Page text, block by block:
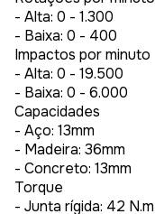
- Alta: 0 - 1.300
- Baixa: 0 - 400
Impactos por minuto
- Alta: 0 - 19.500
- Baixa: 0 - 6.000
Capacidades
- Aço: 13mm
- Madeira: 36mm
- Concreto: 13mm
Torque
- Junta rígida: 42 N.m